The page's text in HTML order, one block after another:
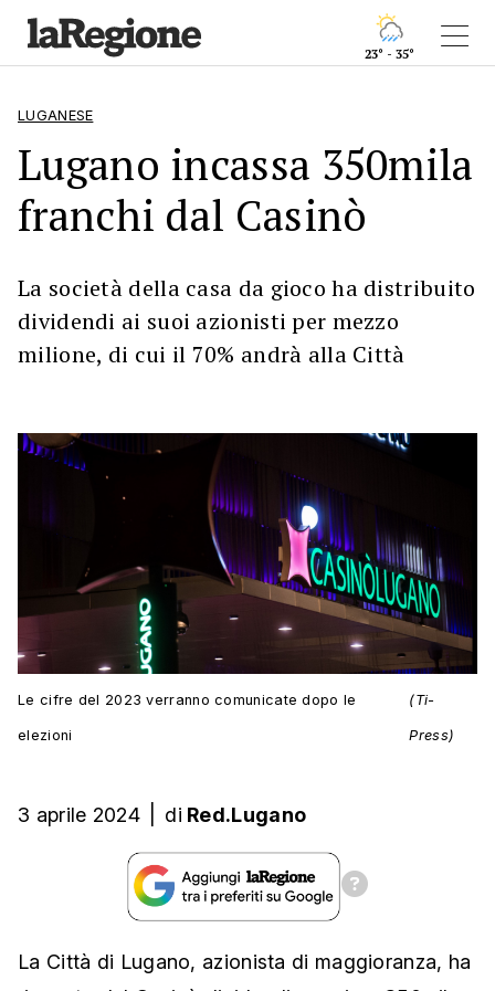
23° - 35°
LUGANESE
Lugano incassa 350mila
franchi dal Casinò
La società della casa da gioco ha distribuito
dividendi ai suoi azionisti per mezzo
milione, di cui il 70% andrà alla Città
Le cifre del 2023 verranno comunicate dopo le
elezioni
(Ti-
Press)
3 aprile 2024 di Red.Lugano
La Città di Lugano, azionista di maggioranza, ha